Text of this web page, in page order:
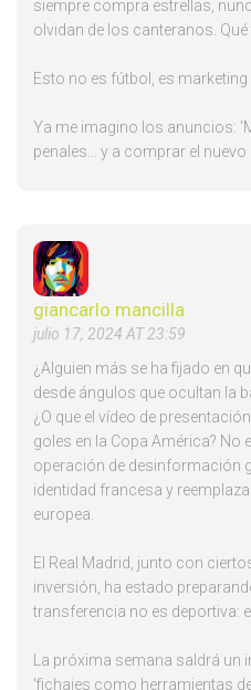
siempre compra estrellas,
olvidan de los canteranos. Qué
Esto no es fútbol, es
Ya me imagino los anuncios:
penales... y a comprar el nuevo
giancarlo mancilla
julio 17, 2024 AT 23:59
¿Alguien más se ha fijado en
desde ángulos que ocultan la
¿O que el vídeo de
goles en la Copa América? No
operación de desinformación
identidad francesa y
europea.
El Real Madrid, junto con
inversión, ha estado
transferencia no es deportiva:
La próxima semana saldrá un
'fichajes como herramientas